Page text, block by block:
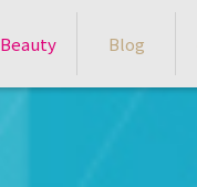
Beauty Blog